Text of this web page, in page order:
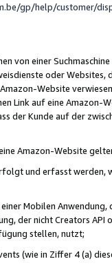
gp/help/customer/
von einer
oder Websites,
Website
Link auf eine
der Kunde auf der
Amazon-Website
und erfasst werden,
Mobilen
der nicht Creators
stellen, nutzt;
(wie in Ziffer 4 (a)